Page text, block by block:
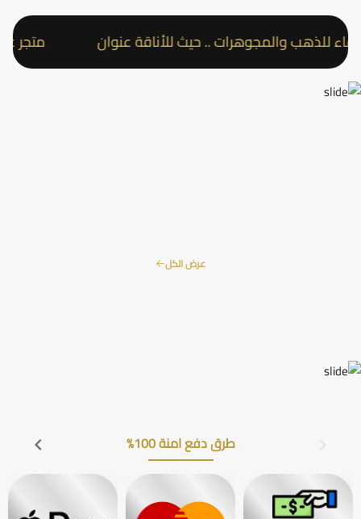
والمجوهرات .. حيث للأناقة عنوان متجر عقد
عرض الكل
طرق دفع امنة 100%